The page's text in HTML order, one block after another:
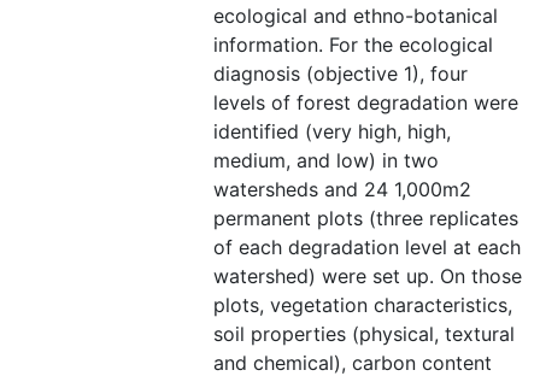
ecological and ethno-botanical
information. For the ecological
diagnosis (objective 1), four
levels of forest degradation were
identified (very high, high,
medium, and low) in two
watersheds and 24 1,000m2
permanent plots (three replicates
of each degradation level at each
watershed) were set up. On those
plots, vegetation characteristics,
soil properties (physical, textural
and chemical), carbon content